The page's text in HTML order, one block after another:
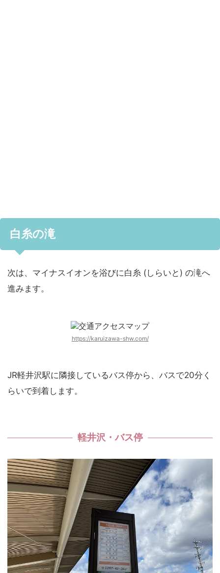
白糸の滝
次は、マイナスイオンを浴びに白糸 (しらいと) の滝へ
進みます。
https://karuizawa-shw.com/
JR軽井沢駅に隣接しているバス停から、バスで20分く
らいで到着します。
軽井沢・バス停